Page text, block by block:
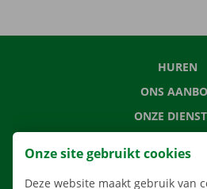
HUREN
ONS
ONZE
Onze site gebruikt cookies
Deze website maakt gebruik van